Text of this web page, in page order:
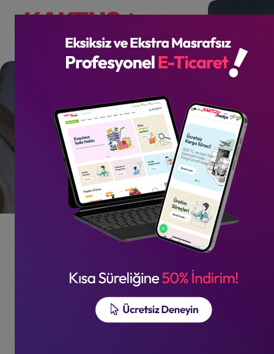
Sosyal Medya
Tümü Sosyal Medya